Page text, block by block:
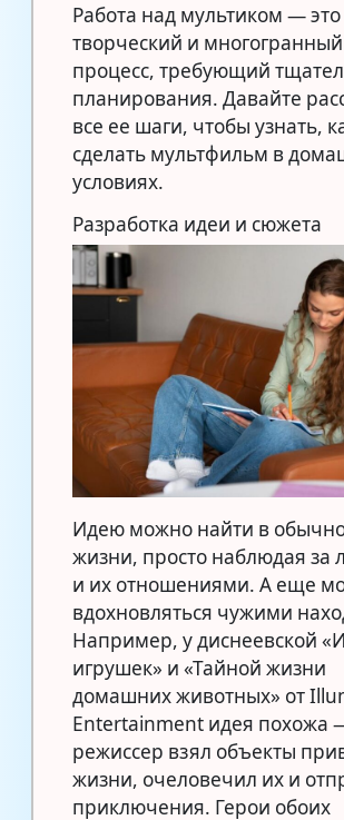
Работа над мультиком — это
творческий и многогранный
процесс, требующий
планирования. Давайте
все ее шаги, чтобы узнать,
сделать мультфильм в
условиях.
Разработка идеи и сюжета
Идею можно найти в
жизни, просто наблюдая за
и их отношениями. А еще
вдохновляться чужими
Например, у диснеевской
игрушек» и «Тайной жизни
домашних животных» от
Entertainment идея похожа
режиссер взял объекты
жизни, очеловечил их и
приключения. Герои обоих